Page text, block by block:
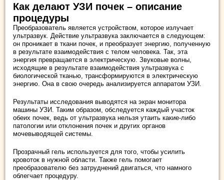
Как делают УЗИ почек – описание
процедуры
Преобразователь является устройством, которое излучает
ультразвук. Действие ультразвука заключается в следующем:
он проникает в ткани почек, и преобразует энергию, полученную
в результате взаимодействия с телом человека. Так, эта
энергия превращается в электрическую. Звуковые волны,
исходящие в результате взаимодействия ультразвука с
биологической тканью, трансформируются в электрическую
энергию. Она в свою очередь анализируется аппаратом УЗИ.
Результаты исследования выводятся на экран монитора
машины УЗИ. Таким образом, обследуется каждый участок
обеих почек, ведь от ультразвука нельзя утаить какие-либо
патологии или отклонения почек и других органов
мочевыводящей системы.
Прозрачный гель используется для того, чтобы усилить
кровоток в нужной области. Также гель помогает
преобразователю без затруднений двигаться, что намного
облегчает процедуру.